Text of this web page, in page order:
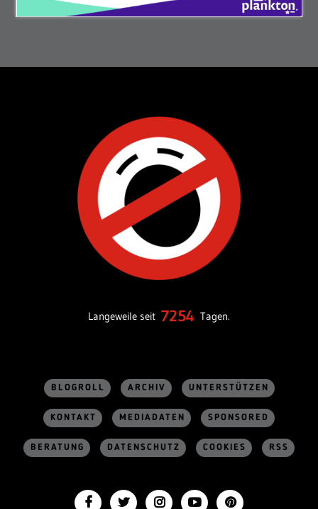
Langeweile seit 7254 Tagen.
BLOGROLL ARCHIV UNTERSTÜTZEN
KONTAKT MEDIADATEN SPONSORED
BERATUNG DATENSCHUTZ COOKIES RSS